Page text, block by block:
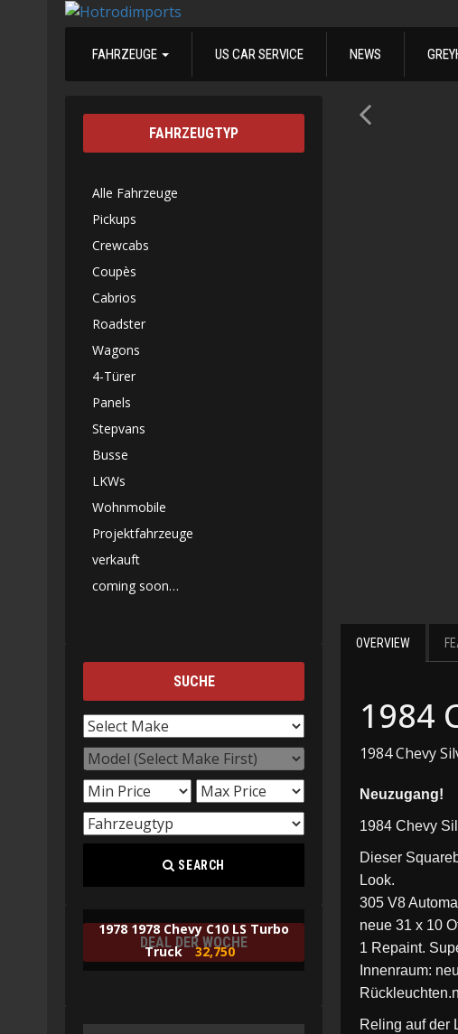
FAHRZEUGE US CAR SERVICE NEWS
OVERVIEW
1984
1984 Chevy
Neuzugang!
1984 Chevy
Dieser
Look.
305 V8
neue 31 x 10
1 Repaint.
Innenraum:
Reling auf der
FAHRZEUGTYP
Alle Fahrzeuge
Pickups
Crewcabs
Coupès
Cabrios
Roadster
Wagons
4-Türer
Panels
Stepvans
Busse
LKWs
Wohnmobile
Projektfahrzeuge
verkauft
coming soon…
SUCHE
SEARCH
DEAL DER WOCHE
1978 1978 Chevy C10 LS Turbo
Truck 32,750